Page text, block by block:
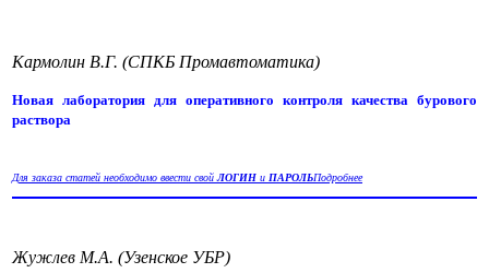
Кармолин В.Г. (СПКБ Промавтоматика)
Новая лаборатория для оперативного контроля качества бурового
раствора
Для заказа статей необходимо ввести свойЛОГИН и ПАРОЛЬПодробнее
Жужлев М.А. (Узенское УБР)